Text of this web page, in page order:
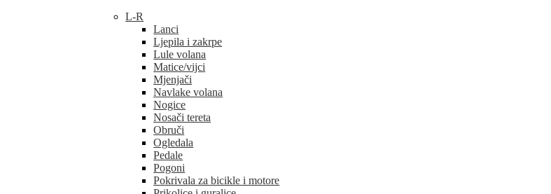
L-R
Lanci
Ljepila i zakrpe
Lule volana
Matice/vijci
Mjenjači
Navlake volana
Nogice
Nosači tereta
Obruči
Ogledala
Pedale
Pogoni
Pokrivala za bicikle i motore